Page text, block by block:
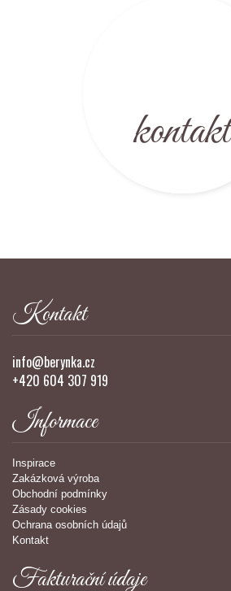
kontakt
Kontakt
info@berynka.cz
+420 604 307 919
Informace
Inspirace
Zakázková výroba
Obchodní podmínky
Zásady cookies
Ochrana osobních údajů
Kontakt
Fakturační údaje